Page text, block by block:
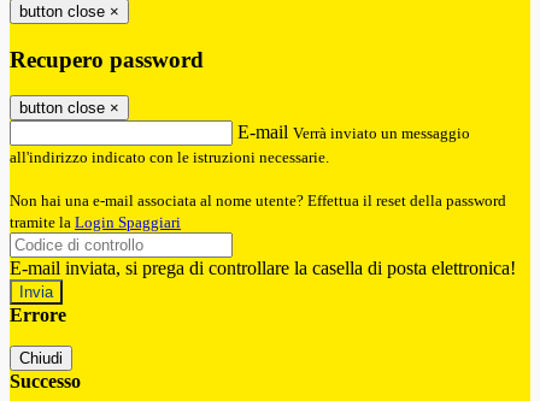
button close ×
Recupero password
button close ×
E-mail Verrà inviato un messaggio
all'indirizzo indicato con le istruzioni necessarie.
Non hai una e-mail associata al nome utente? Effettua il reset della password
tramite la Login Spaggiari
E-mail inviata, si prega di controllare la casella di posta elettronica!
Errore
Chiudi
Successo